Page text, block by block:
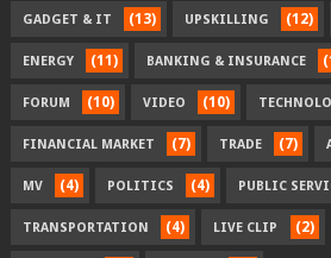
GADGET & IT (13) UPSKILLING (12)
ENERGY (11) BANKING & INSURANCE
FORUM (10) VIDEO (10)
FINANCIAL MARKET (7) TRADE (7)
MV (4) POLITICS (4) PUBLIC
TRANSPORTATION (4) LIVE CLIP (2)